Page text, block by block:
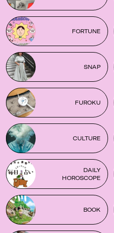
FORTUNE
SNAP
FUROKU
CULTURE
DAILY
HOROSCOPE
BOOK